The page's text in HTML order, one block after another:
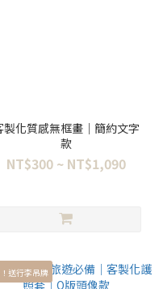
製化質感無框畫｜簡約文字
款
NT$300 ~ NT$1,090
送行李吊牌